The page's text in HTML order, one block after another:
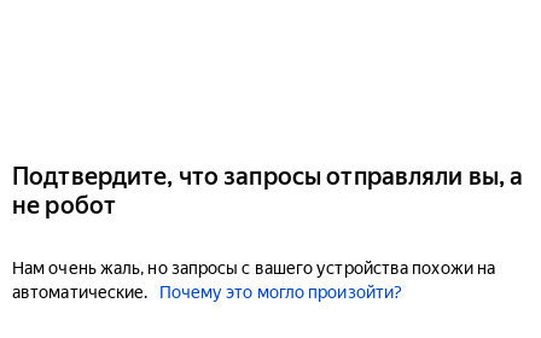
Подтвердите, что запросы отправляли вы, а
не робот
Нам очень жаль, но запросы с вашего устройства похожи на
автоматические.
Почему это могло произойти?